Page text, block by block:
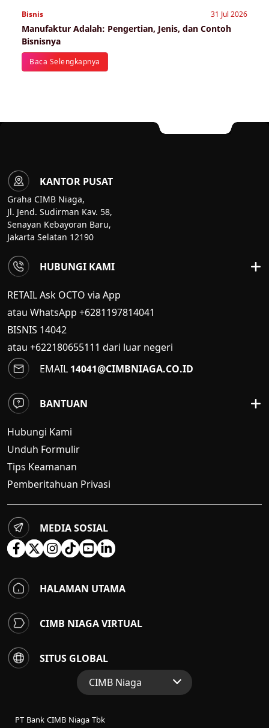
Bisnis 31 Jul 2026
Manufaktur Adalah: Pengertian, Jenis, dan Contoh
Bisnisnya
Baca Selengkapnya
KANTOR PUSAT
Graha CIMB Niaga,
Jl. Jend. Sudirman Kav. 58,
Senayan Kebayoran Baru,
Jakarta Selatan 12190
HUBUNGI KAMI
RETAIL Ask OCTO via App
atau WhatsApp +6281197814041
BISNIS 14042
atau +622180655111 dari luar negeri
EMAIL 14041@CIMBNIAGA.CO.ID
BANTUAN
Hubungi Kami
Unduh Formulir
Tips Keamanan
Pemberitahuan Privasi
MEDIA SOSIAL
HALAMAN UTAMA
CIMB NIAGA VIRTUAL
SITUS GLOBAL
CIMB Niaga
Perbankan Konsumen
PT Bank CIMB Niaga Tbk